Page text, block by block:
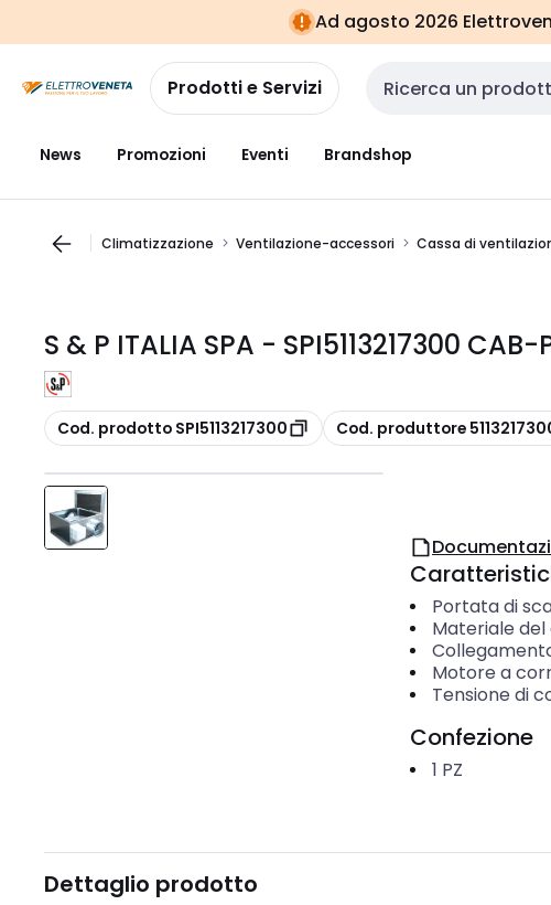
navigazionealla
pagina
Ad agosto 2026
Prodotti e Servizi Cerca input
News Promozioni Eventi Brandshop
Climatizzazione Ventilazione-accessori Cassa di
S & P ITALIA SPA - SPI5113217300 CAB-
copia
Cod. prodotto SPI5113217300 copia
Cod. produttore
Portata di
Materiale
Motore a
Tensione di
Confezione
1 PZ
Dettaglio prodotto